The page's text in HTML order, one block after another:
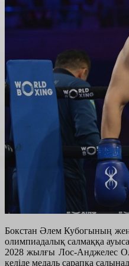
Бокстан Әлем Кубогының
олимпиадалық салмаққа
2028 жылғы Лос-Анджелес
келіде медаль сарапқа